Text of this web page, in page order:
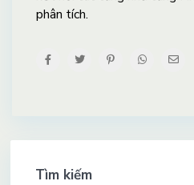
phân tích.
Tìm kiếm